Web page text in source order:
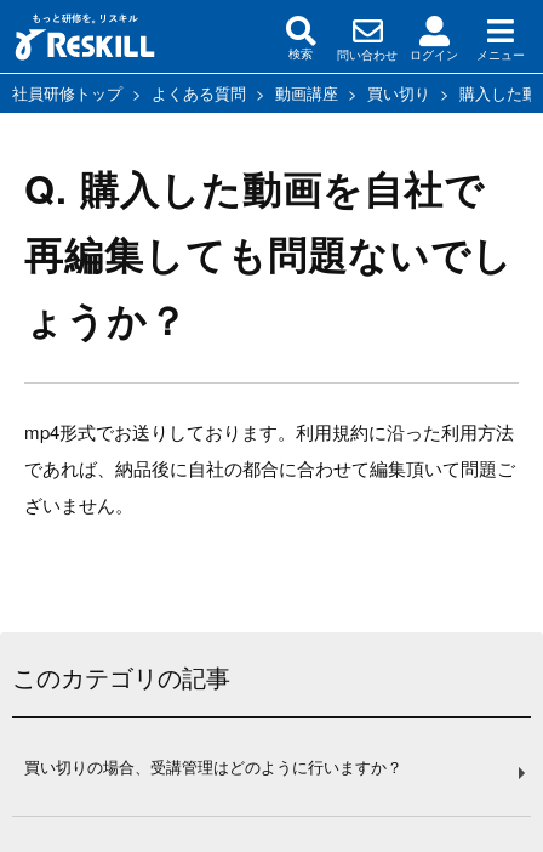
検索 問い合わせ ログイン メニュー
社員研修トップ> よくある質問 > 動画講座 > 買い切り > 購入した
Q. 購入した動画を自社で
再編集しても問題ないでし
ょうか？
mp4形式でお送りしております。利用規約に沿った利用方法
であれば、納品後に自社の都合に合わせて編集頂いて問題ご
ざいません。
このカテゴリの記事
買い切りの場合、受講管理はどのように行いますか？